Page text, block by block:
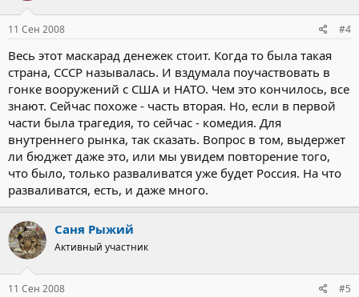
11 Сен 2008 #4
Весь этот маскарад денежек стоит. Когда то была такая
страна, СССР называлась. И вздумала поучаствовать в
гонке вооружений с США и НАТО. Чем это кончилось, все
знают. Сейчас похоже - часть вторая. Но, если в первой
части была трагедия, то сейчас - комедия. Для
внутреннего рынка, так сказать. Вопрос в том, выдержет
ли бюджет даже это, или мы увидем повторение того,
что было, только разваливатся уже будет Россия. На что
разваливатся, есть, и даже много.
Саня Рыжий
Активный участник
11 Сен 2008 #5